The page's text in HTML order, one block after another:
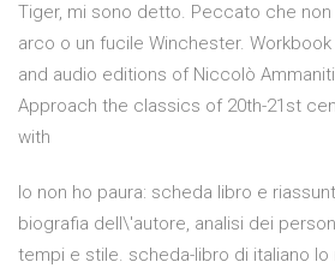
Tiger, mi sono detto. Peccato che non
arco o un fucile Winchester.
and audio editions of Niccolò
Approach the classics of 20th-21st
with
Io non ho paura: scheda libro e
biografia dell\'autore, analisi dei
tempi e stile. scheda-libro di italiano Io